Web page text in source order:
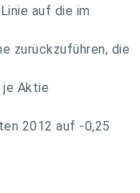
auf die im
zurückzuführen, die
Aktie
2012 auf -0,25